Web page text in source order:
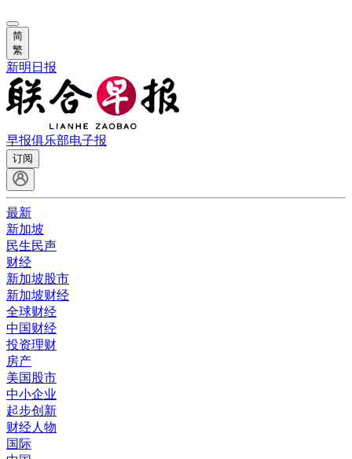
简
繁
新明日报
早报俱乐部电子报
订阅
最新
新加坡
民生民声
财经
新加坡股市
新加坡财经
全球财经
中国财经
投资理财
房产
美国股市
中小企业
起步创新
财经人物
国际